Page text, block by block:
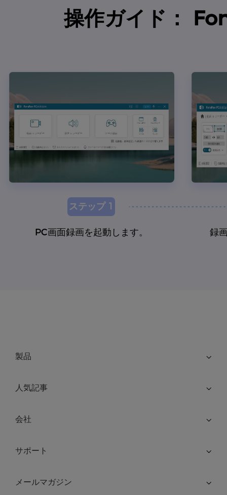
操作ガイド：
ステップ 1
PC画面録画を起動します。 録
製品
人気記事
会社
サポート
メールマガジン